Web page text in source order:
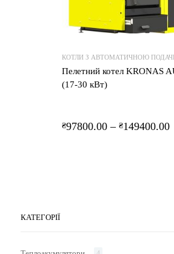
КОТЛИ З АВТОМАТИЧНОЮ
Пелетний котел KRONAS
(17-30 кВт)
₴97800.00 – ₴149400.00
КАТЕГОРІЇ